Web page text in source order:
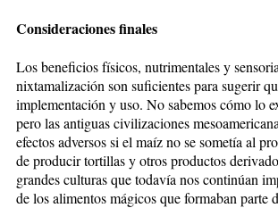
Consideraciones finales
Los beneficios físicos, nutrimentales y
nixtamalización son suficientes para sugerir
implementación y uso. No sabemos cómo lo
pero las antiguas civilizaciones
efectos adversos si el maíz no se sometía al
de producir tortillas y otros productos
grandes culturas que todavía nos continúan
de los alimentos mágicos que formaban parte